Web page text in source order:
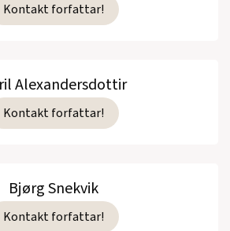
Kontakt forfattar!
Alexandersdottir
Kontakt forfattar!
Bjørg Snekvik
Kontakt forfattar!